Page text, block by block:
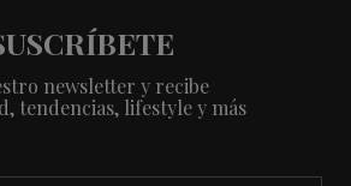
newsletter y recibe
tendencias, lifestyle y más